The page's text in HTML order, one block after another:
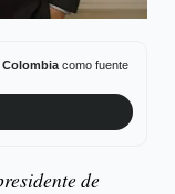
Colombiacomo fuente
de